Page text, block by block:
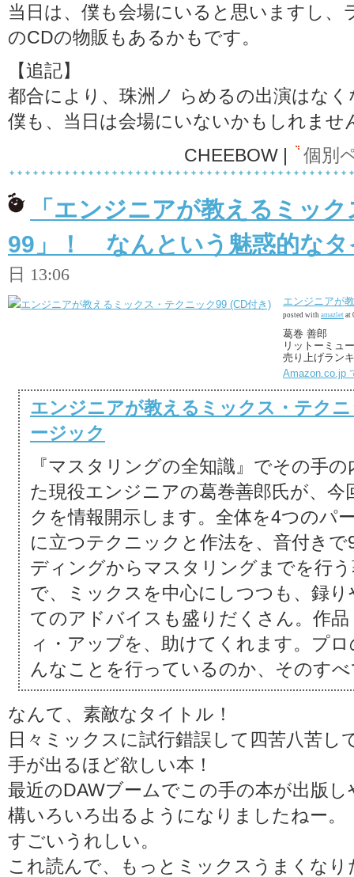
当日は、僕も会場にいると思いますし、
のCDの物販もあるかもです。
【追記】
都合により、珠洲ノ らめるの出演はな
僕も、当日は会場にいないかもしれませ
CHEEBOW |
個別
「エンジニアが教えるミッ
99」！ なんという魅惑的なタ
日 13:06
エンジニアが
posted with amazlet at
葛巻 善郎
リットーミュ
売り上げラン
Amazon.co.jp
エンジニアが教えるミックス・テク
ージック
『マスタリングの全知識』でその手
た現役エンジニアの葛巻善郎氏が、
クを情報開示します。全体を4つのパ
に立つテクニックと作法を、音付き
ディングからマスタリングまでを行
で、ミックスを中心にしつつも、録
てのアドバイスも盛りだくさん。作
ィ・アップを、助けてくれます。プ
んなことを行っているのか、そのす
なんて、素敵なタイトル！
日々ミックスに試行錯誤して四苦八苦し
手が出るほど欲しい本！
最近のDAWブームでこの手の本が出版
構いろいろ出るようになりましたねー。
すごいうれしい。
これ読んで、もっとミックスうまくなり